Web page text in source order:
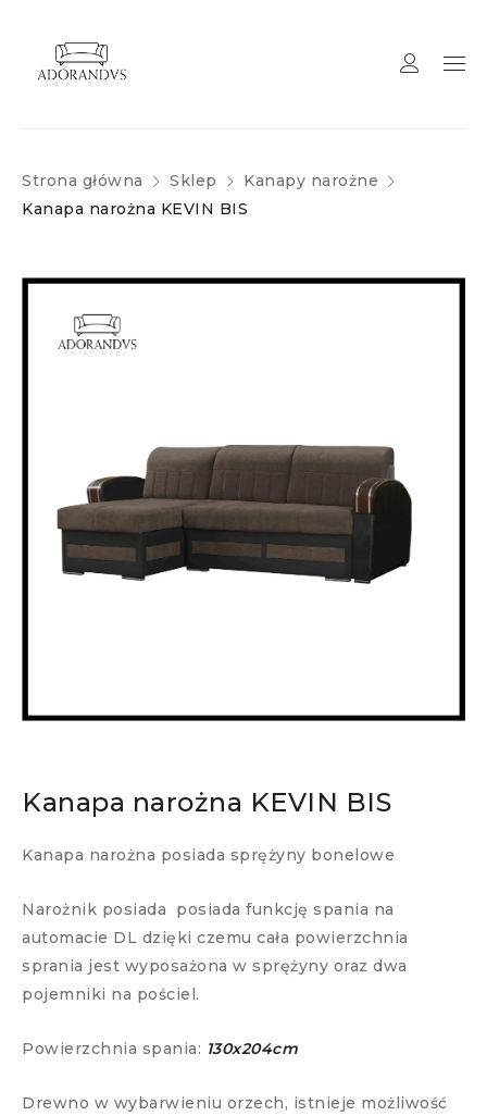
Strona główna Sklep
Kanapy narożne
Kanapa narożna KEVIN BIS
Kanapa narożna KEVIN BIS
Kanapa narożna posiada sprężyny bonelowe
Narożnik posiada posiada funkcję spania na
automacie DL dzięki czemu cała powierzchnia
sprania jest wyposażona w sprężyny oraz dwa
pojemniki na pościel.
Powierzchnia spania: 130x204cm
Drewno w wybarwieniu orzech, istnieje możliwość